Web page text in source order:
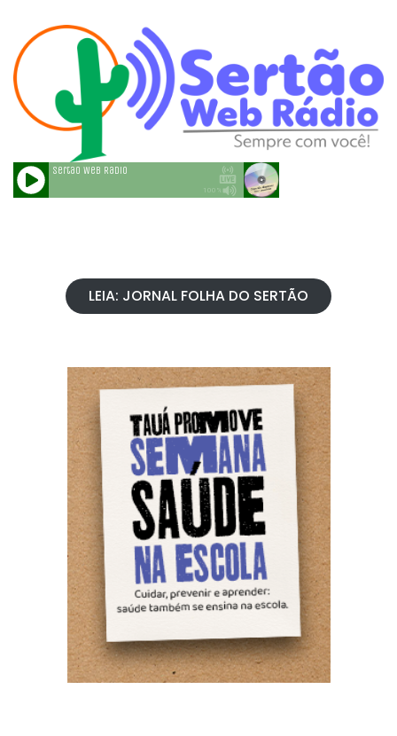
LEIA: JORNAL FOLHA DO SERTÃO